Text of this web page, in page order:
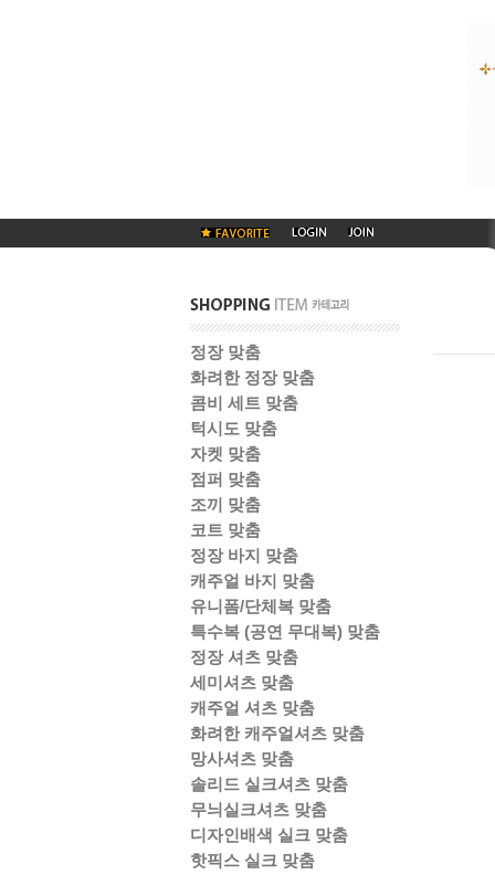
정장 맞춤
화려한 정장 맞춤
콤비 세트 맞춤
턱시도 맞춤
자켓 맞춤
점퍼 맞춤
조끼 맞춤
코트 맞춤
정장 바지 맞춤
캐주얼 바지 맞춤
유니폼/단체복 맞춤
특수복 (공연 무대복) 맞춤
정장 셔츠 맞춤
세미셔츠 맞춤
캐주얼 셔츠 맞춤
화려한 캐주얼셔츠 맞춤
망사셔츠 맞춤
솔리드 실크셔츠 맞춤
무늬실크셔츠 맞춤
디자인배색 실크 맞춤
핫픽스 실크 맞춤